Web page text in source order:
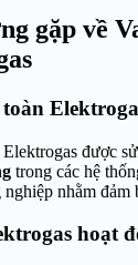
gặp về
được
trong các hệ
nhằm đảm
hoạt